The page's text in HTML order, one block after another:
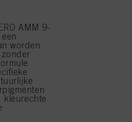
AMM 9-
worden
kleurechte